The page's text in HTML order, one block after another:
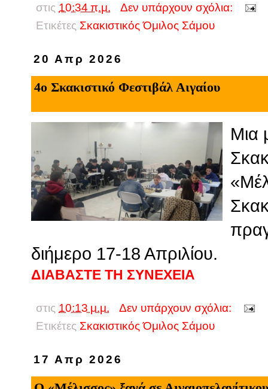
στις 10:34 π.μ.
Δεν υπάρχουν σχόλια:
Ετικέτες Σκακιστικός Όμιλος Σάμου
20 Απρ 2026
4ο Σκακιστικό Φεστιβάλ Αιγαίου
Μια
διήμερο 17-18 Απριλίου.
ΔΙΑΒΑΣΤΕ ΤΗ ΣΥΝΕΧΕΙΑ
στις 10:13 μ.μ.
Δεν υπάρχουν σχόλια:
Ετικέτες Σκακιστικός Όμιλος Σάμου
17 Απρ 2026